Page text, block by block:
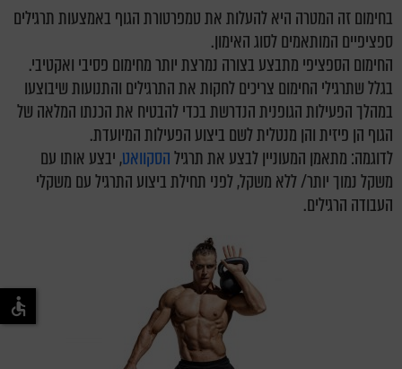
בחימום זה המטרה היא להעלות את טמפרטורת הגוף באמצעות תרגילים
ספציפיים המותאמים לסוג האימון.
החימום הספציפי מתבצע בצורה נמרצת יותר מחימום פסיבי ואקטיבי.
בגלל שתרגילי החימום צריכים לחקות את התרגילים והתנועות שיבוצעו
במהלך הפעילות הגופנית הנדרשת בכדי להבטיח את הכנתו המלאה של
הגוף הן פיזית והן מנטלית לשם ביצוע הפעילות המיועדת.
לדוגמה: מתאמן המעוניין לבצע את תרגילהסקוואט, יבצע אותו עם
משקל נמוך יותר/ ללא משקל, לפני תחילת ביצוע התרגיל עם משקלי
העבודה הרגילים.